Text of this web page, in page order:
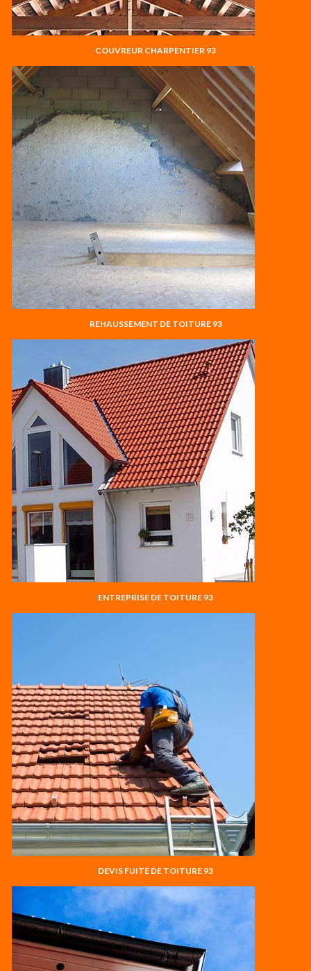
COUVREUR CHARPENTIER 93
REHAUSSEMENT DE TOITURE 93
ENTREPRISE DE TOITURE 93
DEVIS FUITE DE TOITURE 93